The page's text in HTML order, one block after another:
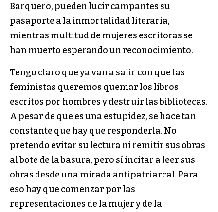
Barquero, pueden lucir campantes su
pasaporte a la inmortalidad literaria,
mientras multitud de mujeres escritoras se
han muerto esperando un reconocimiento.
Tengo claro que ya van a salir con que las
feministas queremos quemar los libros
escritos por hombres y destruir las bibliotecas.
A pesar de que es una estupidez, se hace tan
constante que hay que responderla. No
pretendo evitar su lectura ni remitir sus obras
al bote de la basura, pero sí incitar a leer sus
obras desde una mirada antipatriarcal. Para
eso hay que comenzar por las
representaciones de la mujer y de la